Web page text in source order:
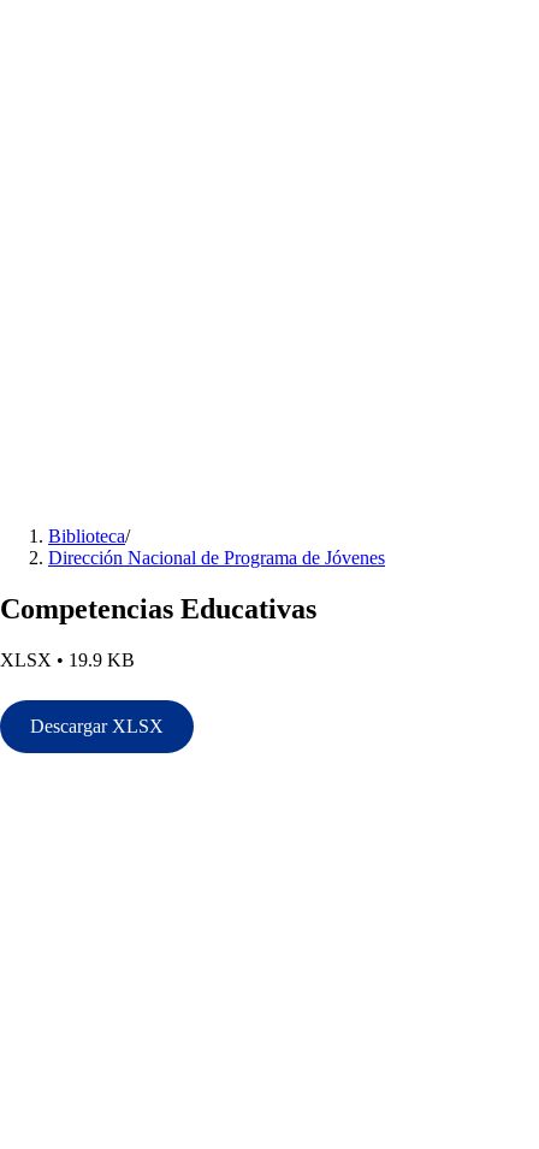
Biblioteca/
Dirección Nacional de Programa de Jóvenes
Competencias Educativas
XLSX • 19.9 KB
Descargar XLSX